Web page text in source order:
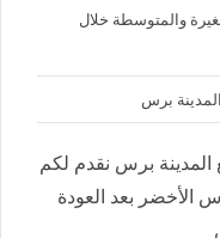
والمتوسطة خلال
المدينة برس نقدم لكم
الأخضر بعد العودة